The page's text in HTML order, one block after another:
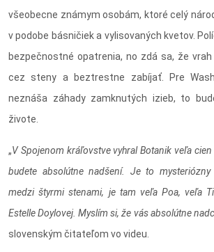
všeobecne známym osobám, ktoré celý
v podobe básničiek a vylisovaných kvetov.
bezpečnostné opatrenia, no zdá sa, že
cez steny a beztrestne zabíjať. Pre
neznáša záhady zamknutých izieb, to
živote.
„V Spojenom kráľovstve vyhral Botanik veľa
budete absolútne nadšení. Je to
medzi štyrmi stenami, je tam veľa Poa, veľa
Estelle Doylovej. Myslím si, že vás absolútne
slovenským čitateľom vo videu.